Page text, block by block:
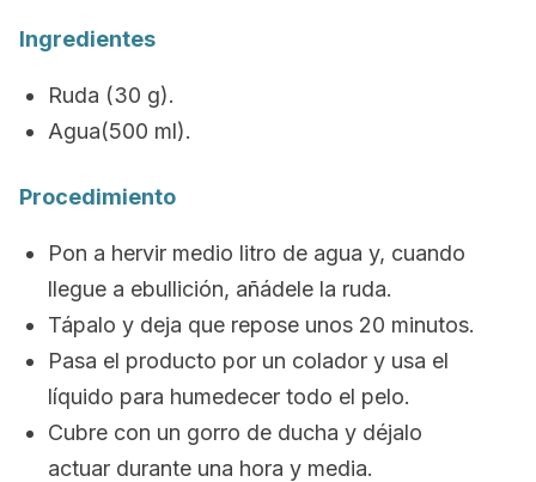
Ingredientes
Ruda (30 g).
Agua(500 ml).
Procedimiento
Pon a hervir medio litro de agua y, cuando
llegue a ebullición, añádele la ruda.
Tápalo y deja que repose unos 20 minutos.
Pasa el producto por un colador y usa el
líquido para humedecer todo el pelo.
Cubre con un gorro de ducha y déjalo
actuar durante una hora y media.